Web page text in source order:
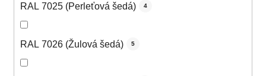
RAL 7025 (Perleťová šedá) 4
RAL 7026 (Žulová šedá) 5